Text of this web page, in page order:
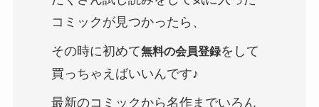
コミックが見つかったら、
その時に初めて無料の会員登録をして
買っちゃえばいいんです♪
最新のコミックから名作までいろん